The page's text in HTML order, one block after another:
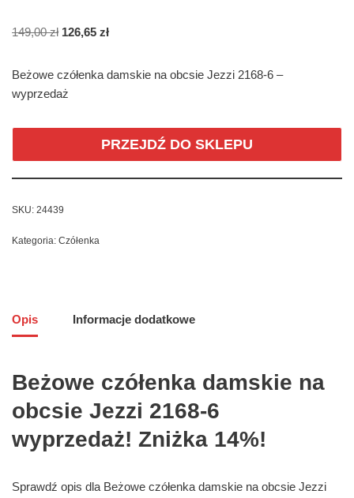
149,00zł 126,65 zł
Beżowe czółenka damskie na obcsie Jezzi 2168-6 –
wyprzedaż
PRZEJDŹ DO SKLEPU
SKU: 24439
Kategoria: Czółenka
Opis Informacje dodatkowe
Beżowe czółenka damskie na
obcsie Jezzi 2168-6
wyprzedaż! Zniżka 14%!
Sprawdź opis dla Beżowe czółenka damskie na obcsie Jezzi